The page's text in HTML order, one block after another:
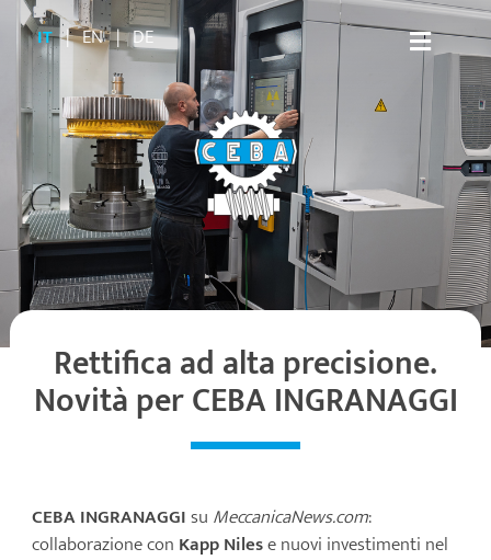
Salta
contenuto
IT |EN|DE
Toggle
Home
Produzione
Parco macchine
Chi siamo
Certificazioni
News
Rettifica ad alta precisione.
Novità per CEBA INGRANAGGI
CEBA INGRANAGGIsu MeccanicaNews.com:
collaborazione con Kapp Nilese nuovi investimenti nel